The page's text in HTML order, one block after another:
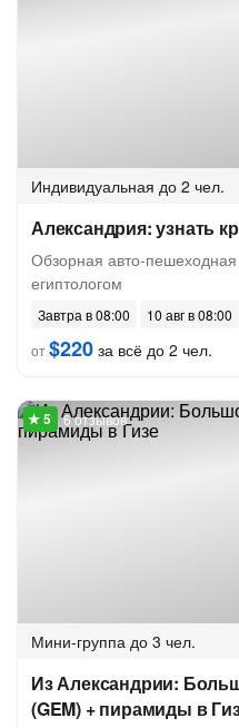
Индивидуальная до 2 чел.
Александрия: узнать
Обзорная авто-пешеходная
египтологом
Завтра в 08:00
10 авг в 08:00
от$220 за всё до 2 чел.
6 отзывов
Мини-группа до 3 чел.
Из Александрии:
(GEM) + пирамиды в